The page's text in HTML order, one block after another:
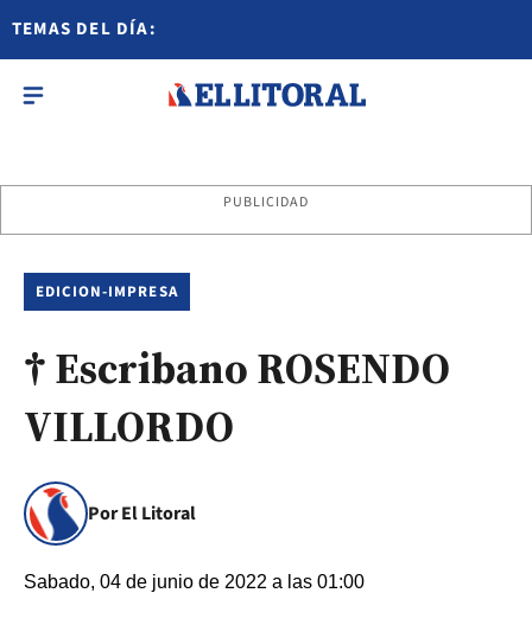
TEMAS DEL DÍA:
PUBLICIDAD
EDICION-IMPRESA
† Escribano ROSENDO
VILLORDO
Por El Litoral
Sabado, 04 de junio de 2022 a las 01:00